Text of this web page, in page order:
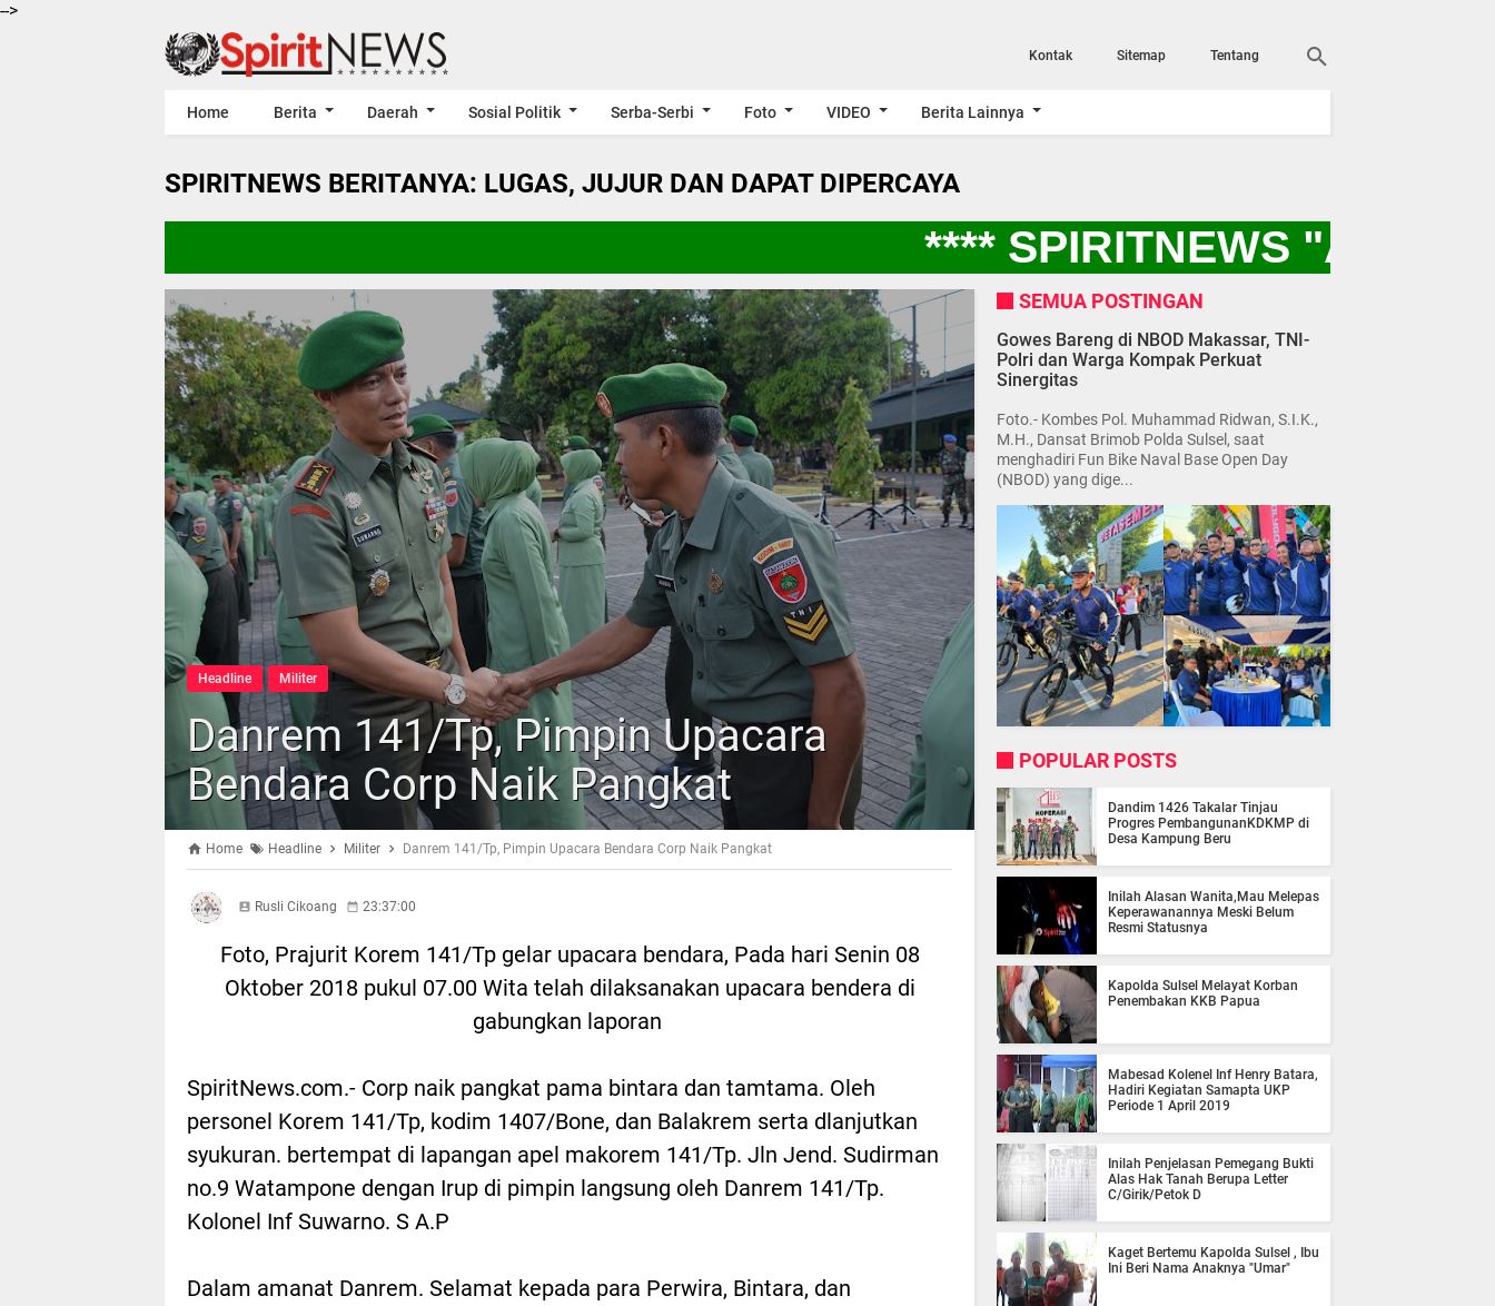
-->
Kontak Sitemap Tentang
Home Berita Daerah Sosial Politik Serba-Serbi Foto VIDEO Berita Lainnya
SPIRITNEWS BERITANYA: LUGAS, JUJUR DAN DAPAT DIPERCAYA
**** SPIRITNEWS "AYO
Headline Militer
Danrem 141/Tp, Pimpin Upacara
Bendara Corp Naik Pangkat
Home Headline Militer Danrem 141/Tp, Pimpin Upacara Bendara Corp Naik Pangkat
Rusli Cikoang 23:37:00
Foto, Prajurit Korem 141/Tp gelar upacara bendara, Pada hari Senin 08
Oktober 2018 pukul 07.00 Wita telah dilaksanakan upacara bendera di
gabungkan laporan
SpiritNews.com.- Corp naik pangkat pama bintara dan tamtama. Oleh
personel Korem 141/Tp, kodim 1407/Bone, dan Balakrem serta dlanjutkan
syukuran. bertempat di lapangan apel makorem 141/Tp. Jln Jend. Sudirman
no.9 Watampone dengan Irup di pimpin langsung oleh Danrem 141/Tp.
Kolonel Inf Suwarno. S A.P
Dalam amanat Danrem. Selamat kepada para Perwira, Bintara, dan
SEMUA POSTINGAN
Gowes Bareng di NBOD Makassar, TNI-
Polri dan Warga Kompak Perkuat
Sinergitas
Foto.- Kombes Pol. Muhammad Ridwan, S.I.K.,
M.H., Dansat Brimob Polda Sulsel, saat
menghadiri Fun Bike Naval Base Open Day
(NBOD) yang dige...
POPULAR POSTS
Dandim 1426 Takalar Tinjau
Progres PembangunanKDKMP di
Desa Kampung Beru
Inilah Alasan Wanita,Mau Melepas
Keperawanannya Meski Belum
Resmi Statusnya
Kapolda Sulsel Melayat Korban
Penembakan KKB Papua
Mabesad Kolenel Inf Henry Batara,
Hadiri Kegiatan Samapta UKP
Periode 1 April 2019
Inilah Penjelasan Pemegang Bukti
Alas Hak Tanah Berupa Letter
C/Girik/Petok D
Kaget Bertemu Kapolda Sulsel , Ibu
Ini Beri Nama Anaknya "Umar"